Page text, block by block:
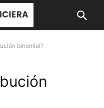
binomial?